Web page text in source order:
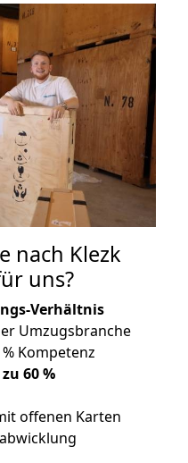
nach Klezk
uns?
Verhältnis
Umzugsbranche
Kompetenz
60 %
offenen Karten